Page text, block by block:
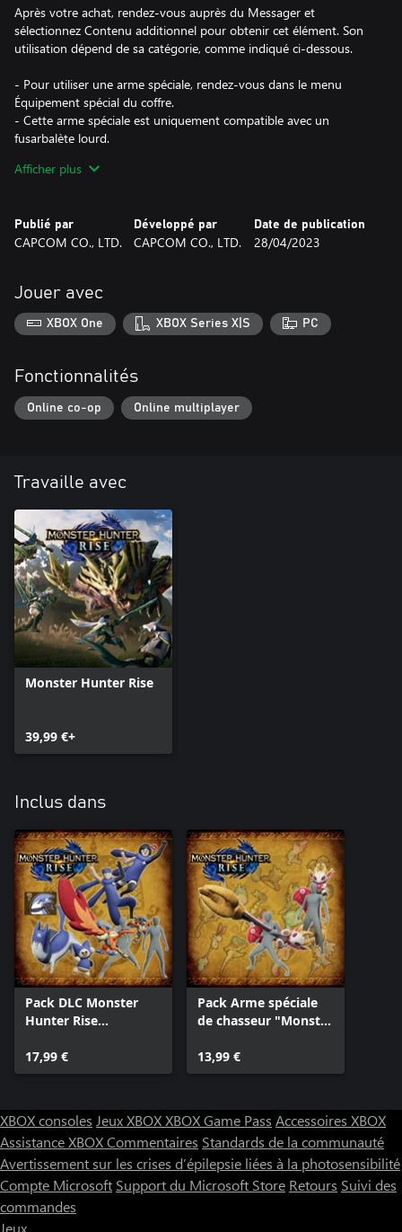
Après votre achat, rendez-vous auprès du Messager et
sélectionnez Contenu additionnel pour obtenir cet élément. Son
utilisation dépend de sa catégorie, comme indiqué ci-dessous.
- Pour utiliser une arme spéciale, rendez-vous dans le menu
Équipement spécial du coffre.
- Cette arme spéciale est uniquement compatible avec un
fusarbalète lourd.
et ne modifient ni ses caractéristiques ni ses compétences.
Veuillez vérifier vos transactions précédentes pour éviter tout
achat en double.
Afficher plus
Publié par
CAPCOM CO., LTD.
Développé par
CAPCOM CO., LTD.
Date de publication
28/04/2023
Jouer avec
XBOX One XBOX Series X|S PC
Fonctionnalités
Online co-op Online multiplayer
Travaille avec
Monster Hunter Rise
39,99 €+
Inclus dans
Pack DLC Monster
Hunter Rise
mimi"
17,99 €
Pack Arme spéciale
de chasseur "Monstre
13,99 €
XBOX consoles Jeux XBOXXBOX Game Pass Accessoires XBOX
Assistance XBOXCommentaires Standards de la communauté
Avertissement sur les crises d’épilepsie liées à la photosensibilité
Compte Microsoft Support du Microsoft Store Retours Suivi des
commandes
Jeux